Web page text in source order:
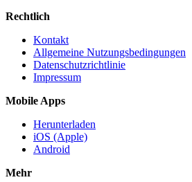
Rechtlich
Kontakt
Allgemeine Nutzungsbedingungen
Datenschutzrichtlinie
Impressum
Mobile Apps
Herunterladen
iOS (Apple)
Android
Mehr